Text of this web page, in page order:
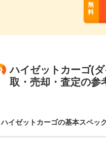
無
料
ハイゼットカーゴ(
取・売却・査定の参
ハイゼットカーゴの基本スペック